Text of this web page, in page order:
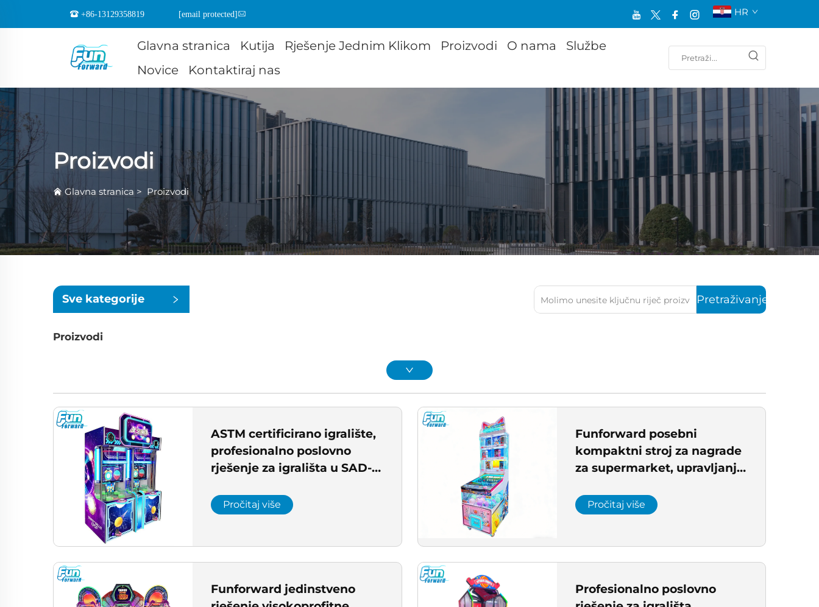
+86-13129358819 [email protected] HR
Glavna stranica Kutija Rješenje Jednim Klikom Proizvodi O nama
Službe
Novice
Kontaktiraj nas
Proizvodi
Glavna stranica > Proizvodi
Sve kategorije Pretraživanje
Proizvodi
ASTM certificirano igralište,
profesionalno poslovno
rješenje za igrališta u SAD-u,
tvrtke
Pročitaj više
Funforward posebni
kompaktni stroj za nagrade
za supermarket, upravljanje
izgradnju objekata
Pročitaj više
Funforward jedinstveno
Profesionalno poslovno